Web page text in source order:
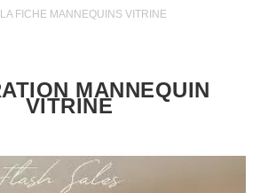
FICHE MANNEQUINS VITRINE
MANNEQUIN
VITRINE